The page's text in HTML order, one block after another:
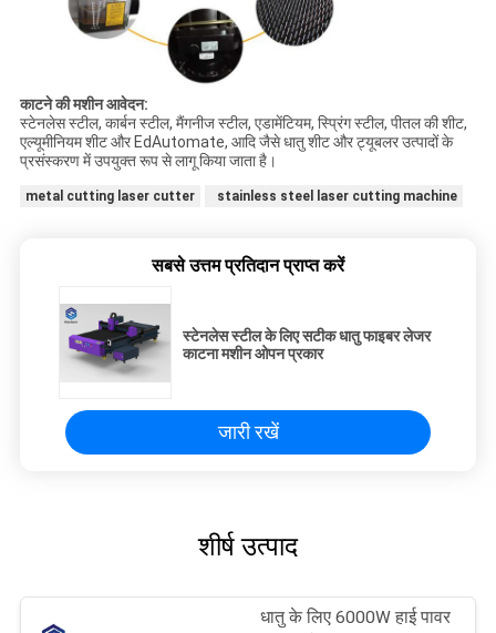
काटने की मशीन आवेदन:
स्टेनलेस स्टील, कार्बन स्टील, मैंगनीज स्टील, एडामेंटियम, स्प्रिंग स्टील, पीतल की शीट,
एल्यूमीनियम शीट और EdAutomate, आदि जैसे धातु शीट और ट्यूबलर उत्पादों के
प्रसंस्करण में उपयुक्त रूप से लागू किया जाता है।
metal cutting laser cutter stainless steel laser cutting machine
सबसे उत्तम प्रतिदान प्राप्त करें
स्टेनलेस स्टील के लिए सटीक धातु फाइबर लेजर
काटना मशीन ओपन प्रकार
जारी रखें
शीर्ष उत्पाद
धातु के लिए 6000W हाई पावर